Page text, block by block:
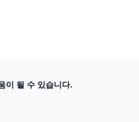
이 될 수 있습니다.